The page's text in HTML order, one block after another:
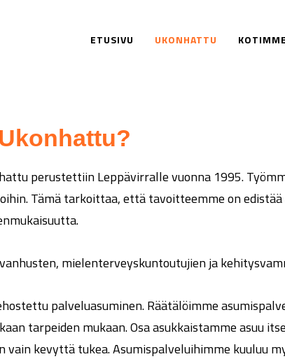
ETUSIVU UKONHATTU KOTIMME
Ukonhattu
perustettiin Leppävirralle vuonna 1995.
Tämä tarkoittaa, että tavoitteemme on
mielenterveyskuntoutujien ja
palveluasuminen. Räätälöimme
tarpeiden mukaan. Osa asukkaistamme asuu
vain kevyttä tukea. Asumispalveluihimme kuuluu